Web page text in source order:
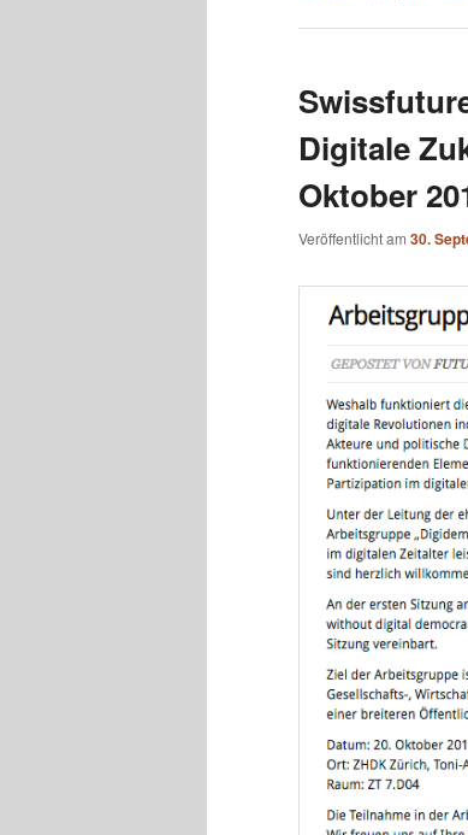
Digitale
Oktober
Veröffentlicht am 30.